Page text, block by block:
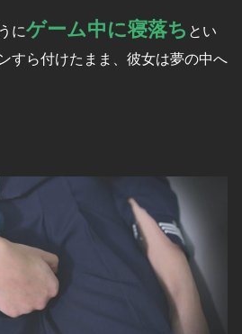
にゲーム中に寝落ち とい
すら付けたまま、彼女は夢の中へ